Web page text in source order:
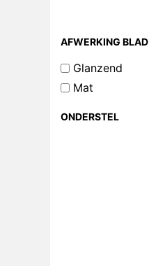
AFWERKING BLAD
Glanzend
Mat
ONDERSTEL